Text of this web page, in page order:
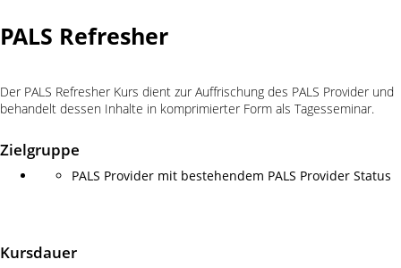
PALS Refresher
Der PALS Refresher Kurs dient zur Auffrischung des PALS Provider und
behandelt dessen Inhalte in komprimierter Form als Tagesseminar.
Zielgruppe
PALS Provider mit bestehendem PALS Provider Status
Kursdauer